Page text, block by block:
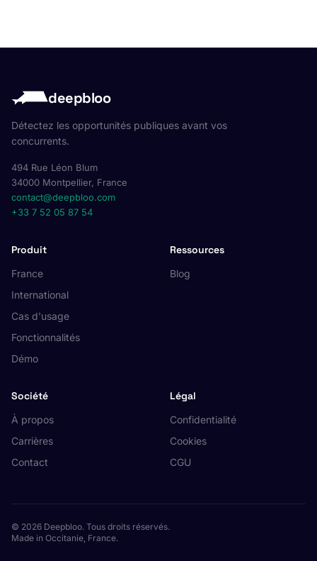
deepbloo
Détectez les opportunités publiques avant vos
concurrents.
494 Rue Léon Blum
34000 Montpellier, France
contact@deepbloo.com
+33 7 52 05 87 54
Produit
France
International
Cas d'usage
Fonctionnalités
Démo
Ressources
Blog
Société
À propos
Carrières
Contact
Légal
Confidentialité
Cookies
CGU
© 2026 Deepbloo. Tous droits réservés.
Made in Occitanie, France.